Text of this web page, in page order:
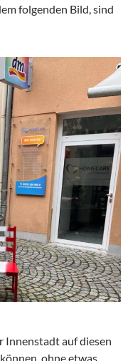
folgenden Bild, sind
Innenstadt auf diesen
ohne etwas